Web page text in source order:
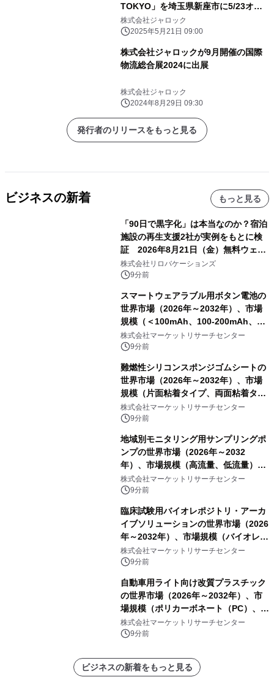
TOKYO」を埼玉県新座市に5/23オー
プン
株式会社ジャロック
2025年5月21日 09:00
株式会社ジャロックが9月開催の国際
物流総合展2024に出展
株式会社ジャロック
2024年8月29日 09:30
発行者のリリースをもっと見る
ビジネスの新着 もっと見る
「90日で黒字化」は本当なのか？宿泊
施設の再生支援2社が実例をもとに検
証 2026年8月21日（金）無料ウェビ
ナー開催
株式会社リロバケーションズ
9分前
スマートウェアラブル用ボタン電池の
世界市場（2026年～2032年）、市場
規模（＜100mAh、100-200mAh、＞
200mAh）・分析レポートを発表
株式会社マーケットリサーチセンター
9分前
難燃性シリコンスポンジゴムシートの
世界市場（2026年～2032年）、市場
規模（片面粘着タイプ、両面粘着タイ
プ）・分析レポートを発表
株式会社マーケットリサーチセンター
9分前
地域別モニタリング用サンプリングポ
ンプの世界市場（2026年～2032
年）、市場規模（高流量、低流量）・
分析レポートを発表
株式会社マーケットリサーチセンター
9分前
臨床試験用バイオレポジトリ・アーカ
イブソリューションの世界市場（2026
年～2032年）、市場規模（バイオレポ
ジトリサービス、アーカイブソリュー
ションサービス）・分析レポートを発
株式会社マーケットリサーチセンター
9分前
自動車用ライト向け改質プラスチック
の世界市場（2026年～2032年）、市
場規模（ポリカーボネート（PC）、ポ
リメチルメタクリレート
（PMMA））・分析レポートを発表
株式会社マーケットリサーチセンター
9分前
ビジネスの新着をもっと見る